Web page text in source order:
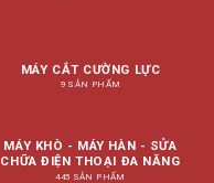
MÁY CẮT CƯỜNG LỰC
9 SẢN PHẨM
MÁY KHÒ - MÁY HÀN - SỬA
CHỮA ĐIỆN THOẠI ĐA NĂNG
445 SẢN PHẨM